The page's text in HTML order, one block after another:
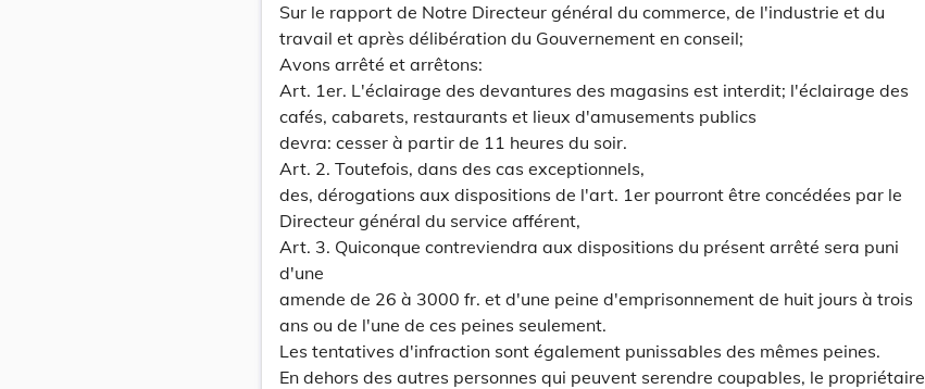
Sur le rapport de Notre Directeur général du commerce, de l'industrie et du
travail et après délibération du Gouvernement en conseil;
Avons arrêté et arrêtons:
Art. 1er. L'éclairage des devantures des magasins est interdit; l'éclairage des
cafés, cabarets, restaurants et lieux d'amusements publics
devra: cesser à partir de 11 heures du soir.
Art. 2. Toutefois, dans des cas exceptionnels,
des, dérogations aux dispositions de l'art. 1er pourront être concédées par le
Directeur général du service afférent,
Art. 3. Quiconque contreviendra aux dispositions du présent arrêté sera puni
d'une
amende de 26 à 3000 fr. et d'une peine d'emprisonnement de huit jours à trois
ans ou de l'une de ces peines seulement.
Les tentatives d'infraction sont également punissables des mêmes peines.
En dehors des autres personnes qui peuvent serendre coupables, le propriétaire